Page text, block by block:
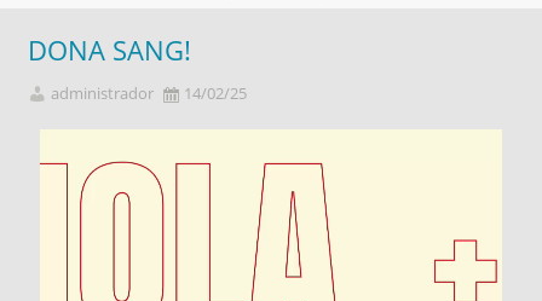
DONA SANG!
administrador 14/02/25